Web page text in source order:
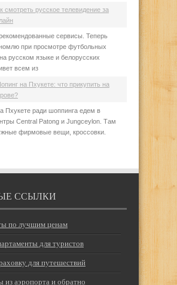
смотреть русское телевидение за
сервисы. Теперь
при просмотре футбольных
русском языке и белорусских
всем из
на Пхукете: что прикупить на
Пхукете ради шоппинга едем в
Central Patong и Jungceylon. Там
фирмовые вещи, кроссовки.
ССЫЛКИ
по лучшим ценам
для туристов
для путешествий
из аэропорта и обратно